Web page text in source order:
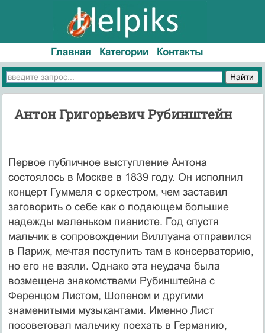
Главная Категории Контакты
Антон Григорьевич Рубинштейн
Первое публичное выступление Антона
состоялось в Москве в 1839 году. Он исполнил
концерт Гуммеля с оркестром, чем заставил
заговорить о себе как о подающем большие
надежды маленьком пианисте. Год спустя
мальчик в сопровождении Виллуана отправился
в Париж, мечтая поступить там в консерваторию,
но его не взяли. Однако эта неудача была
возмещена знакомствами Рубинштейна с
Ференцом Листом, Шопеном и другими
знаменитыми музыкантами. Именно Лист
посоветовал мальчику поехать в Германию,